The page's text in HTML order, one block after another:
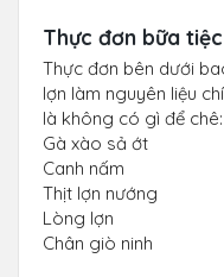
Thực đơn bữa tiệc
Thực đơn bên dưới
lợn làm nguyên liệu
là không có gì để chê:
Gà xào sả ớt
Canh nấm
Thịt lợn nướng
Lòng lợn
Chân giò ninh